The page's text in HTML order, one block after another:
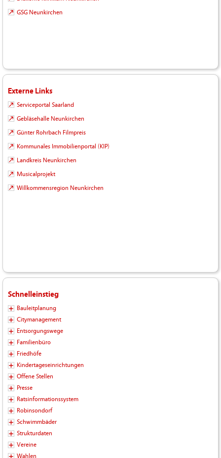
GSG Neunkirchen
Externe Links
Serviceportal Saarland
Gebläsehalle Neunkirchen
Günter Rohrbach Filmpreis
Kommunales Immobilienportal (KIP)
Landkreis Neunkirchen
Musicalprojekt
Willkommensregion Neunkirchen
Schnelleinstieg
Bauleitplanung
Citymanagement
Entsorgungswege
Familienbüro
Friedhöfe
Kindertageseinrichtungen
Offene Stellen
Presse
Ratsinformationssystem
Robinsondorf
Schwimmbäder
Strukturdaten
Vereine
Wahlen